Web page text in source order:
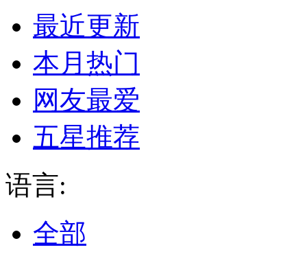
最近更新
本月热门
网友最爱
五星推荐
语言:
全部